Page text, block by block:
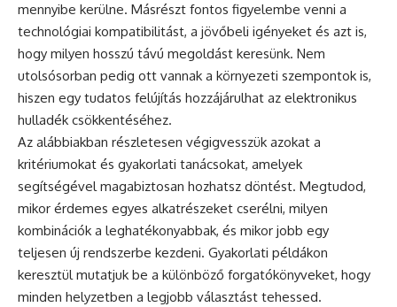
mennyibe kerülne. Másrészt fontos figyelembe venni a
technológiai kompatibilitást, a jövőbeli igényeket és azt is,
hogy milyen hosszú távú megoldást keresünk. Nem
utolsósorban pedig ott vannak a környezeti szempontok is,
hiszen egy tudatos felújítás hozzájárulhat az elektronikus
hulladék csökkentéséhez.
Az alábbiakban részletesen végigvesszük azokat a
kritériumokat és gyakorlati tanácsokat, amelyek
segítségével magabiztosan hozhatsz döntést. Megtudod,
mikor érdemes egyes alkatrészeket cserélni, milyen
kombinációk a leghatékonyabbak, és mikor jobb egy
teljesen új rendszerbe kezdeni. Gyakorlati példákon
keresztül mutatjuk be a különböző forgatókönyveket, hogy
minden helyzetben a legjobb választást tehessed.